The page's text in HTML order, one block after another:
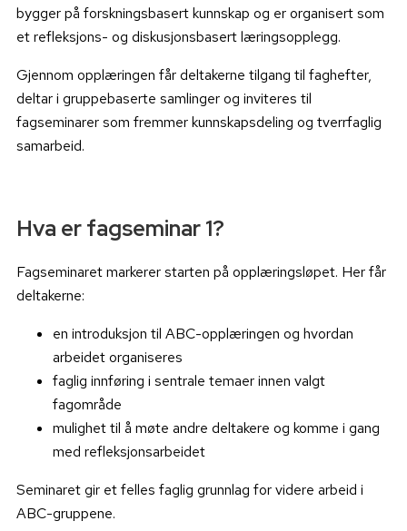
bygger på forskningsbasert kunnskap og er organisert som
et refleksjons- og diskusjonsbasert læringsopplegg.
Gjennom opplæringen får deltakerne tilgang til faghefter,
deltar i gruppebaserte samlinger og inviteres til
fagseminarer som fremmer kunnskapsdeling og tverrfaglig
samarbeid.
Hva er fagseminar 1?
Fagseminaret markerer starten på opplæringsløpet. Her får
deltakerne:
en introduksjon til ABC-opplæringen og hvordan
arbeidet organiseres
faglig innføring i sentrale temaer innen valgt
fagområde
mulighet til å møte andre deltakere og komme i gang
med refleksjonsarbeidet
Seminaret gir et felles faglig grunnlag for videre arbeid i
ABC-gruppene.